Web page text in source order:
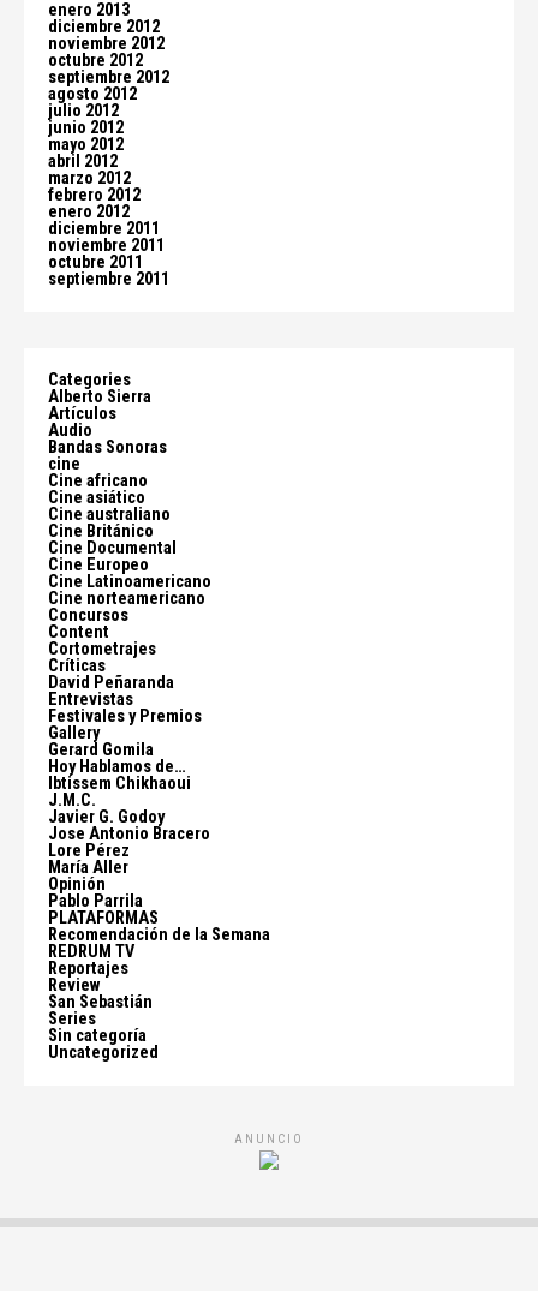
enero 2013
diciembre 2012
noviembre 2012
octubre 2012
septiembre 2012
agosto 2012
julio 2012
junio 2012
mayo 2012
abril 2012
marzo 2012
febrero 2012
enero 2012
diciembre 2011
noviembre 2011
octubre 2011
septiembre 2011
Categories
Alberto Sierra
Artículos
Audio
Bandas Sonoras
cine
Cine africano
Cine asiático
Cine australiano
Cine Británico
Cine Documental
Cine Europeo
Cine Latinoamericano
Cine norteamericano
Concursos
Content
Cortometrajes
Críticas
David Peñaranda
Entrevistas
Festivales y Premios
Gallery
Gerard Gomila
Hoy Hablamos de…
Ibtissem Chikhaoui
J.M.C.
Javier G. Godoy
Jose Antonio Bracero
Lore Pérez
María Aller
Opinión
Pablo Parrila
PLATAFORMAS
Recomendación de la Semana
REDRUM TV
Reportajes
Review
San Sebastián
Series
Sin categoría
Uncategorized
ANUNCIO